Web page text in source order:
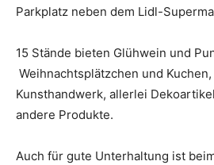
Parkplatz neben dem Lidl-
15 Stände bieten Glühwein und
Weihnachtsplätzchen und
Kunsthandwerk, allerlei
andere Produkte.
Auch für gute Unterhaltung ist